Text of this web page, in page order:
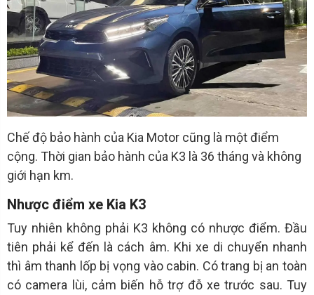
Chế độ bảo hành của Kia Motor cũng là một điểm
cộng. Thời gian bảo hành của K3 là 36 tháng và không
giới hạn km.
Nhược điểm xe Kia K3
Tuy nhiên không phải K3 không có nhược điểm. Đầu
tiên phải kể đến là cách âm. Khi xe di chuyển nhanh
thì âm thanh lốp bị vọng vào cabin. Có trang bị an toàn
có camera lùi, cảm biến hỗ trợ đỗ xe trước sau. Tuy